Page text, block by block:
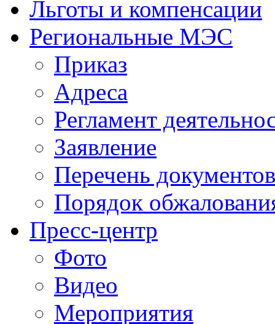
Льготы и компенсации
Региональные МЭС
Приказ
Адреса
Регламент
Заявление
Перечень документов
Порядок
Пресс-центр
Фото
Видео
Мероприятия